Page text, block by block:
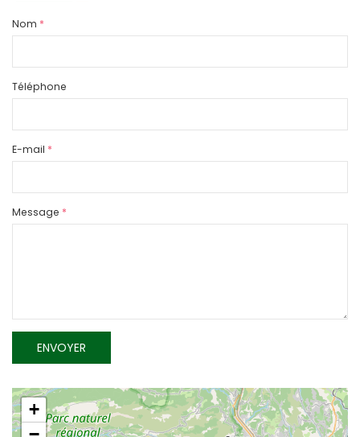
Nom *
Téléphone
E-mail *
Message *
ENVOYER
+